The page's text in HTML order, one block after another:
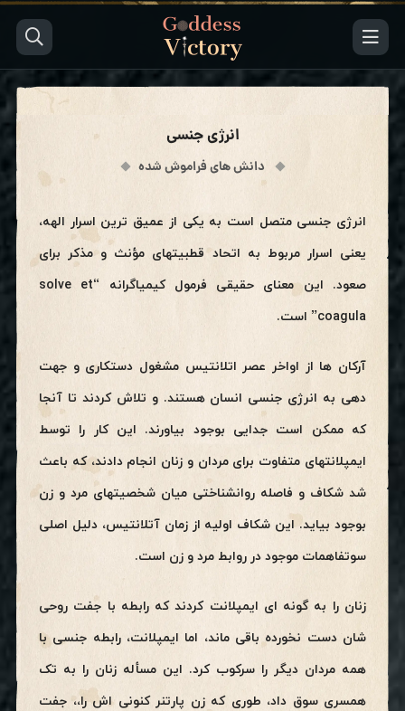
انرژی جنسی
دانش های فراموش شده
انرژی جنسی متصل است به یکی از عمیق ترین اسرار الهه،
یعنی اسرار مربوط به اتحاد قطبیتهای مؤنث و مذکر برای
صعود. این معنای حقیقی فرمول کیمیاگرانه
“solve et
coagula”
است.
آرکان ها از اواخر عصر اتلانتیس مشغول دستکاری و جهت
دهی به انرژی جنسی انسان هستند. و تلاش کردند تا آنجا
که ممکن است جدایی بوجود بیاورند. این کار را توسط
ایمپلانتهای متفاوت برای مردان و زنان انجام دادند، که باعث
شد شکاف و فاصله روانشناختی میان شخصیتهای مرد و زن
بوجود بیاید. این شکاف اولیه از زمان آتلانتیس، دلیل اصلی
سوتفاهمات موجود در روابط مرد و زن است.
زنان را به گونه ای ایمپلانت کردند که رابطه با جفت روحی
شان دست نخورده باقی ماند، اما ایمپلانت، رابطه جنسی با
همه مردان دیگر را سرکوب کرد. این مسأله زنان را به تک
همسری سوق داد، طوری که زن پارتنر کنونی اش را،، جفت